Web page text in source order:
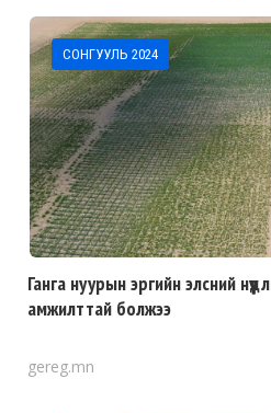
СОНГУУЛЬ 2024
Ганга нуурын эргийн элсний
амжилттай болжээ
gereg.mn